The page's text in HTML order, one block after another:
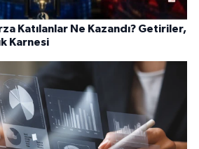
Katılanlar Ne Kazandı? Getiriler,
Karnesi